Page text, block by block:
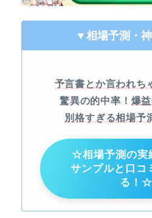
▼相場予測・
予言書とか言われち
驚異の的中率！ 爆
別格すぎる相場予
☆相場予測の実
サンプルと口コ
る！☆